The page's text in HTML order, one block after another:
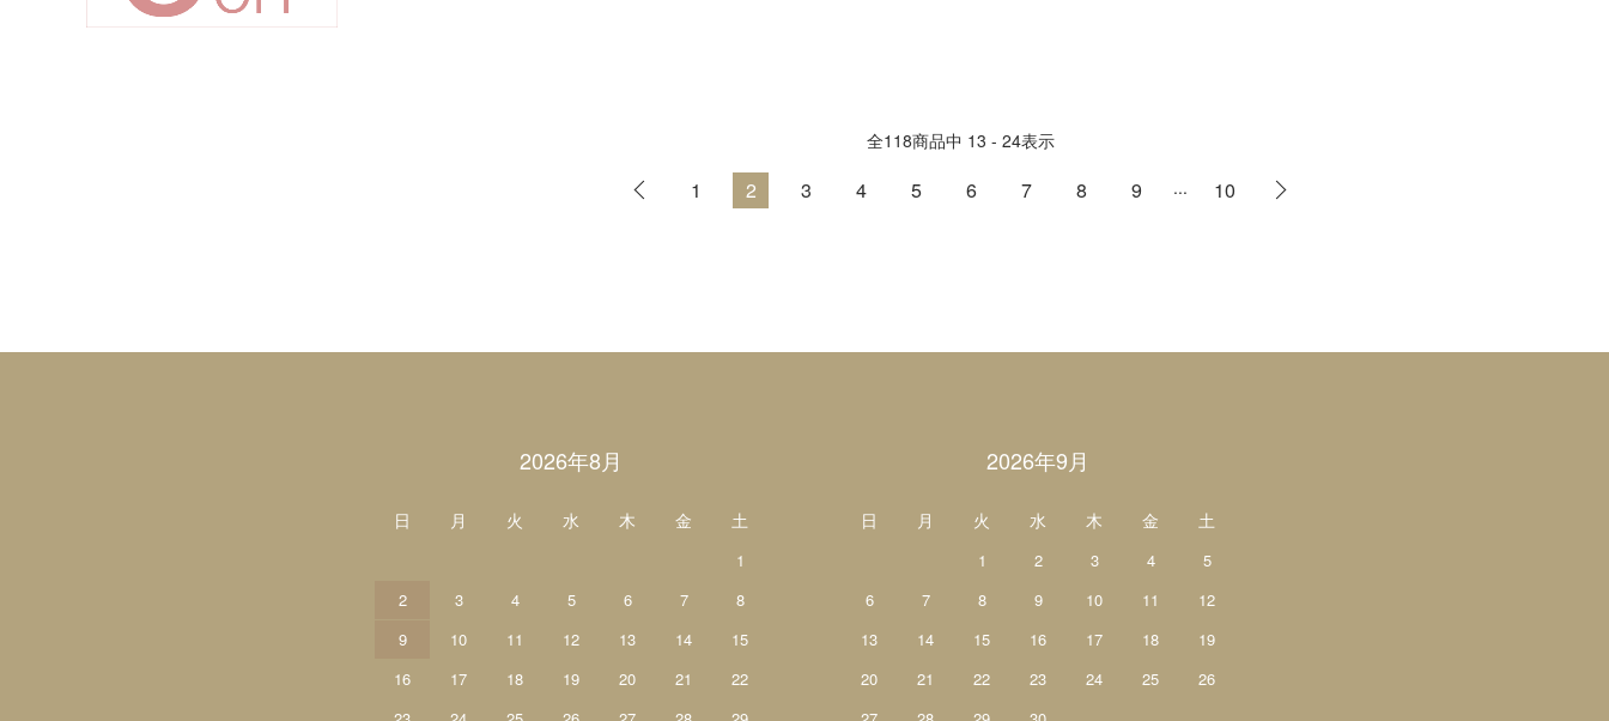
全118商品中 13 - 24表示
1 2 3 4 5 6 7 8 9 ... 10
2026年8月
日 月 火 水 木 金 土
1
2
3 4 5 6 7
8
9
10 11 12 13 14
15
16
17 18 19 20 21
22
2026年9月
日 月 火 水 木 金 土
1 2 3 4
5
6
7 8 9 10 11
12
13
14 15 16 17 18
19
20
21 22 23 24 25
26